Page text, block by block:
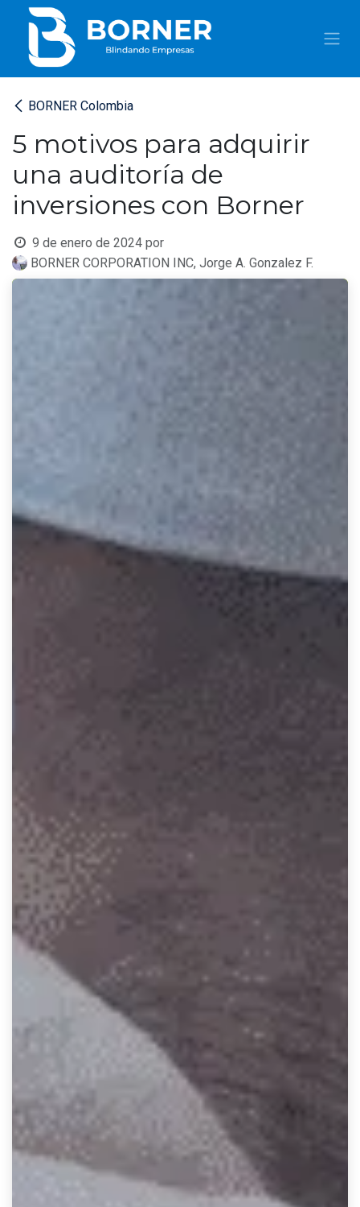
IR AL CONTENIDO
BORNER Colombia
5 motivos para adquirir
una auditoría de
inversiones con Borner
9 de enero de 2024 por
BORNER CORPORATION INC, Jorge A. Gonzalez F.